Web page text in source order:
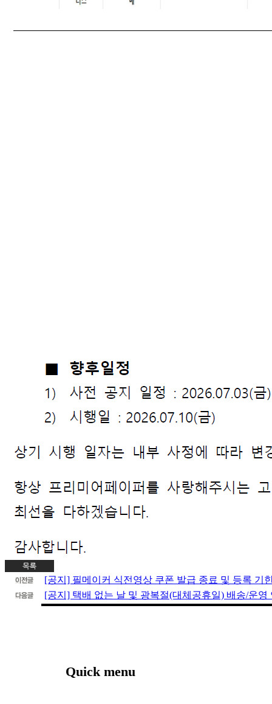
[공지] 필메이커 식전영상 쿠폰 발급 종료 및 등록 기
[공지] 택배 없는 날 및 광복절(대체공휴일) 배송/운영
Quick menu